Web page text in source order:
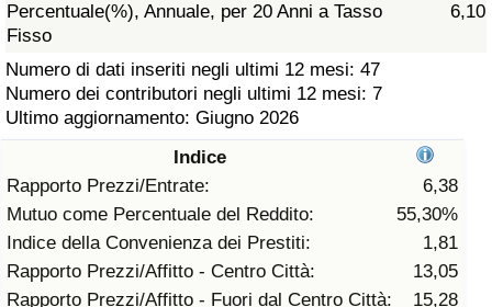
Percentuale(%), Annuale, per 20 Anni a Tasso
Fisso
6,10
Numero di dati inseriti negli ultimi 12 mesi: 47
Numero dei contributori negli ultimi 12 mesi: 7
Ultimo aggiornamento: Giugno 2026
Indice
Rapporto Prezzi/Entrate:
6,38
Mutuo come Percentuale del Reddito:
55,30%
Indice della Convenienza dei Prestiti:
1,81
Rapporto Prezzi/Affitto - Centro Città:
13,05
Rapporto Prezzi/Affitto - Fuori dal Centro Città:
15,28
Indice dell’Assistenza Sanitaria per
Nazione
Inquinamento
Indice dell’Inquinamento (Corrente)
Indice di inquinamento
Indice dell’Inquinamento per Nazione